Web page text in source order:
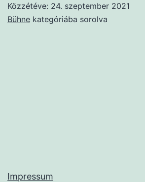
Közzétéve: 24. szeptember 2021
Bühne kategóriába sorolva
Impressum